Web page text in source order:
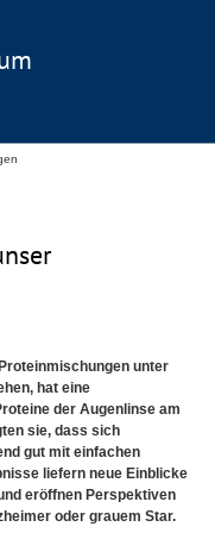
unter
hat eine
der Augenlinse am
sie, dass sich
gut mit einfachen
liefern neue Einblicke
eröffnen Perspektiven
oder grauem Star.